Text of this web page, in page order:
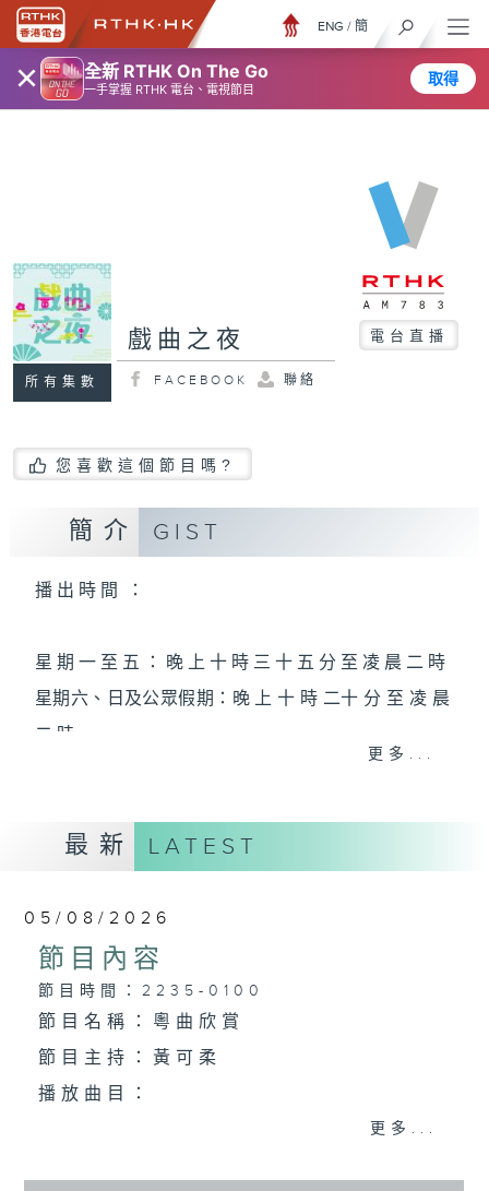
× 全新 RTHK On The Go
一手掌握 RTHK 電台、電視節目
取得
ENG / 簡
所有集數
戲曲之夜 電台直播
FACEBOOK 聯絡
您喜歡這個節目嗎?
簡介 GIST
播 出 時 間 ：
星 期 一 至 五 ： 晚 上 十 時 三 十 五 分 至 凌 晨 二 時
星期六、日及公眾假期：晚 上 十 時 二十 分 至 凌 晨
二 時
黃可柔、馬崇恩、蕭桐、陳婉紅、紅萍、林玉琴、陳
為顧及平日需要上班的聽眾，《戲曲之夜》安排在每
個晚上播放粵曲，以地方語言介紹京劇、潮劇、越劇
等；務求以同一語言介紹同一劇種，望能令廣大聽眾
有更親切的感受。
更多...
最新 LATEST
05/08/2026
節目內容
節目時間：2235-0100
節目名稱：粵曲欣賞
節目主持：黃可柔
播放曲目：
更多...